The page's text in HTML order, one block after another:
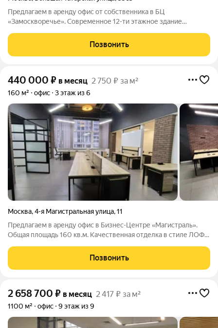
Предлагаем в аренду офис от собственника в БЦ
«Замоскворечье». Современное 12-ти этажное здание
площадь: 155.7 кв.м. Функциональный офис в современной
отделке. Планировка: опен спейс, кабинет,
Позвонить
440 000 ₽ в месяц 2 750 ₽ за м²
160 м² офис 3 этаж из 6
Москва,4-я Магистральная улица,11
Предлагаем в аренду офис в Бизнес-Центре «Магистраль».
Общая площадь 160 кв.м. Качественная отделка в стиле ЛОФТ.
рецепшен, серверная. Потолки 4.2 м. В состав бизнес-центра
«Магистраль» входят
Позвонить
2 658 700 ₽ в месяц 2 417 ₽ за м²
1100 м² офис 9 этаж из 9